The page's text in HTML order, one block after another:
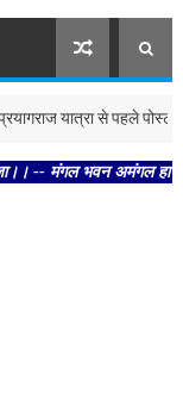
यात्रा से पहले पोस्टर से
भवन अमंगल हारी। द्रवहु